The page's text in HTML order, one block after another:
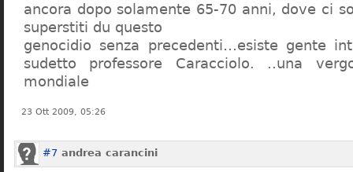
ancora dopo solamente 65-70 anni, dove ci
superstiti du questo
genocidio senza precedenti…esiste gente
sudetto professore Caracciolo. ..una
mondiale
23 Ott 2009, 05:26
#7 andrea carancini